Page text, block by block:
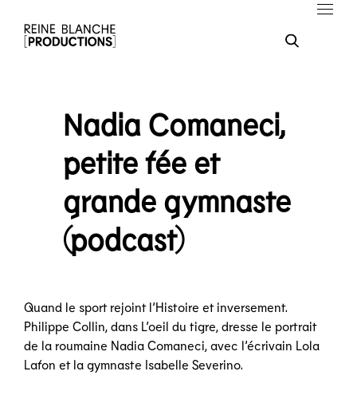
Nadia Comaneci,
petite fée et
grande gymnaste
(podcast)
Quand le sport rejoint l’Histoire et inversement.
Philippe Collin, dans L’oeil du tigre, dresse le portrait
de la roumaine Nadia Comaneci, avec l’écrivain Lola
Lafon et la gymnaste Isabelle Severino.